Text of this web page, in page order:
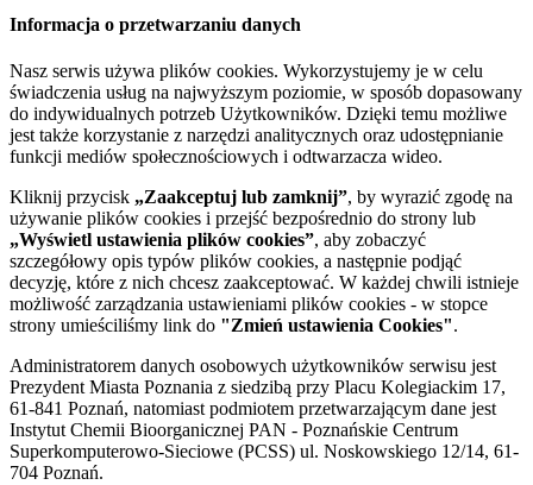
Informacja o przetwarzaniu danych
Nasz serwis używa plików cookies. Wykorzystujemy je w celu
świadczenia usług na najwyższym poziomie, w sposób dopasowany
do indywidualnych potrzeb Użytkowników. Dzięki temu możliwe
jest także korzystanie z narzędzi analitycznych oraz udostępnianie
funkcji mediów społecznościowych i odtwarzacza wideo.
Kliknij przycisk „Zaakceptuj lub zamknij”, by wyrazić zgodę na
używanie plików cookies i przejść bezpośrednio do strony lub
„Wyświetl ustawienia plików cookies”, aby zobaczyć
szczegółowy opis typów plików cookies, a następnie podjąć
decyzję, które z nich chcesz zaakceptować. W każdej chwili istnieje
możliwość zarządzania ustawieniami plików cookies - w stopce
strony umieściliśmy link do "Zmień ustawienia Cookies".
Administratorem danych osobowych użytkowników serwisu jest
Prezydent Miasta Poznania z siedzibą przy Placu Kolegiackim 17,
61-841 Poznań, natomiast podmiotem przetwarzającym dane jest
Instytut Chemii Bioorganicznej PAN - Poznańskie Centrum
Superkomputerowo-Sieciowe (PCSS) ul. Noskowskiego 12/14, 61-
704 Poznań.